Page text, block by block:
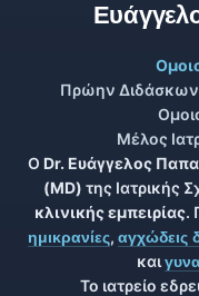
Πρώην Διδάσκων
Μέλος
Ο Dr. Ευάγγελος
(MD) της Ιατρικής
κλινικής εμπειρίας.
ημικρανίες, αγχώδεις
και
Το ιατρείο